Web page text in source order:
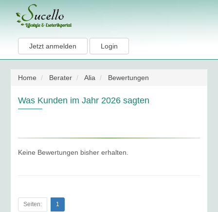
Jetzt anmelden Login
Home Berater Alia Bewertungen
Was Kunden im Jahr 2026 sagten
Keine Bewertungen bisher erhalten.
Seiten: 1